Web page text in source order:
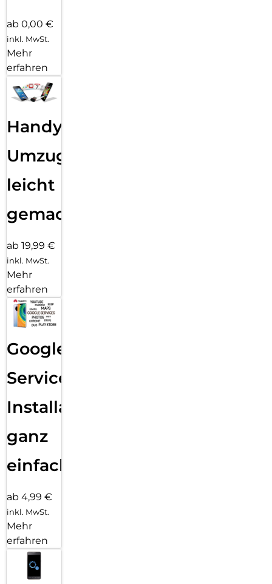
ab 0,00 €
inkl. MwSt.
Mehr
erfahren
Handy
Umzug
leicht
gemacht!
ab 19,99 €
inkl. MwSt.
Mehr
erfahren
Google
Services
Installation
ganz
einfach
ab 4,99 €
inkl. MwSt.
Mehr
erfahren